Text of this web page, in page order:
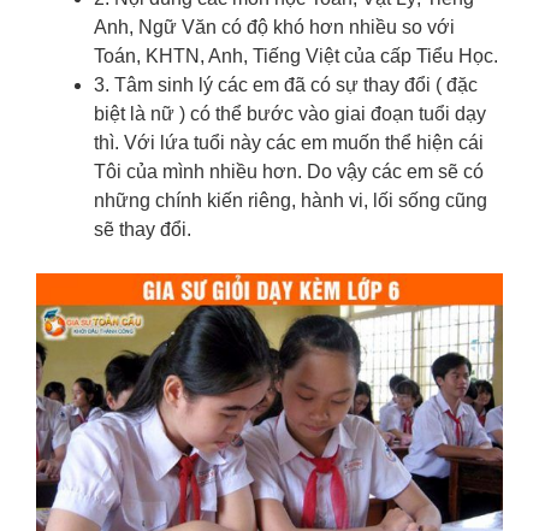
Anh, Ngữ Văn có độ khó hơn nhiều so với
Toán, KHTN, Anh, Tiếng Việt của cấp Tiểu Học.
3. Tâm sinh lý các em đã có sự thay đổi ( đặc
biệt là nữ ) có thể bước vào giai đoạn tuổi dạy
thì. Với lứa tuổi này các em muốn thể hiện cái
Tôi của mình nhiều hơn. Do vậy các em sẽ có
những chính kiến riêng, hành vi, lối sống cũng
sẽ thay đổi.